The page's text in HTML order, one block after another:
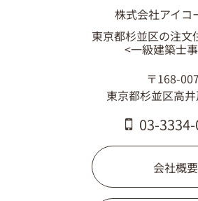
株式会社アイコ
東京都杉並区の注文
<一級建築士
〒168-
東京都杉並区高
03-
会社概要